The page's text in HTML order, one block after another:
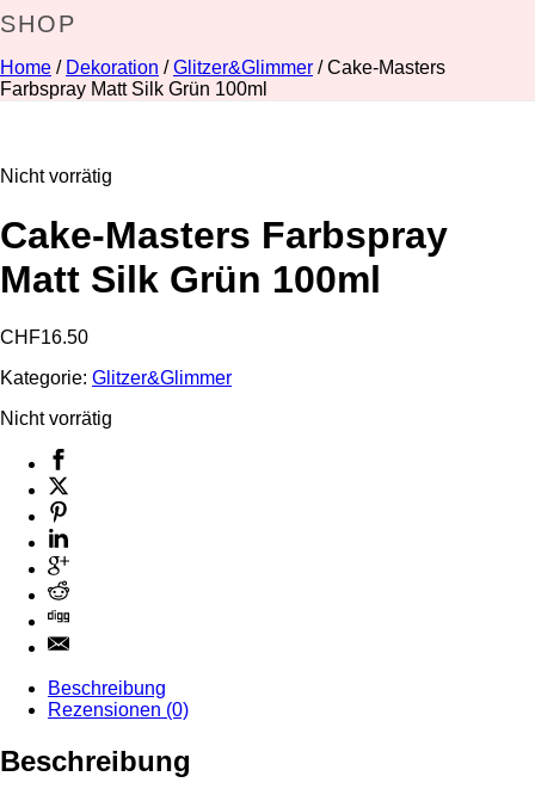
SHOP
Home / Dekoration / Glitzer&Glimmer / Cake-Masters
Farbspray Matt Silk Grün 100ml
Nicht vorrätig
Cake-Masters Farbspray
Matt Silk Grün 100ml
CHF16.50
Kategorie: Glitzer&Glimmer
Nicht vorrätig
Beschreibung
Rezensionen (0)
Beschreibung